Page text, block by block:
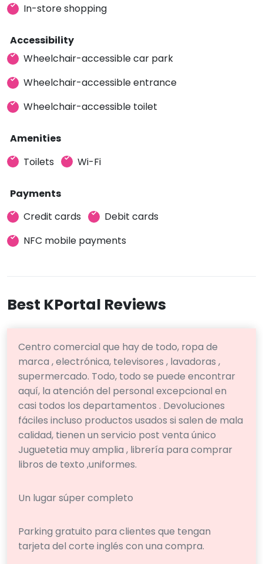
In-store shopping
Accessibility
Wheelchair-accessible car park
Wheelchair-accessible entrance
Wheelchair-accessible toilet
Amenities
Toilets
Wi-Fi
Payments
Credit cards
Debit cards
NFC mobile payments
Best KPortal Reviews
Centro comercial que hay de todo, ropa de
marca , electrónica, televisores , lavadoras ,
supermercado. Todo, todo se puede encontrar
aquí, la atención del personal excepcional en
casi todos los departamentos . Devoluciones
fáciles incluso productos usados si salen de mala
calidad, tienen un servicio post venta único
Juguetetia muy amplia , librería para comprar
libros de texto ,uniformes.
Un lugar súper completo
Parking gratuito para clientes que tengan
tarjeta del corte inglés con una compra.